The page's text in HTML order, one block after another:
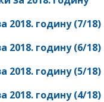
2018. годину (7/18)
2018. годину (6/18)
2018. годину (5/18)
2018. годину (4/18)